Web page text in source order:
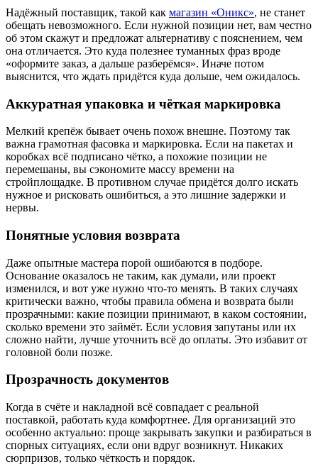
Надёжный поставщик, такой как магазин «Оникс», не станет
обещать невозможного. Если нужной позиции нет, вам честно
об этом скажут и предложат альтернативу с пояснением, чем
она отличается. Это куда полезнее туманных фраз вроде
«оформите заказ, а дальше разберёмся». Иначе потом
выяснится, что ждать придётся куда дольше, чем ожидалось.
Аккуратная упаковка и чёткая маркировка
Мелкий крепёж бывает очень похож внешне. Поэтому так
важна грамотная фасовка и маркировка. Если на пакетах и
коробках всё подписано чётко, а похожие позиции не
перемешаны, вы сэкономите массу времени на
стройплощадке. В противном случае придётся долго искать
нужное и рисковать ошибиться, а это лишние задержки и
нервы.
Понятные условия возврата
Даже опытные мастера порой ошибаются в подборе.
Основание оказалось не таким, как думали, или проект
изменился, и вот уже нужно что‑то менять. В таких случаях
критически важно, чтобы правила обмена и возврата были
прозрачными: какие позиции принимают, в каком состоянии,
сколько времени это займёт. Если условия запутаны или их
сложно найти, лучше уточнить всё до оплаты. Это избавит от
головной боли позже.
Прозрачность документов
Когда в счёте и накладной всё совпадает с реальной
поставкой, работать куда комфортнее. Для организаций это
особенно актуально: проще закрывать закупки и разбираться в
спорных ситуациях, если они вдруг возникнут. Никаких
сюрпризов, только чёткость и порядок.